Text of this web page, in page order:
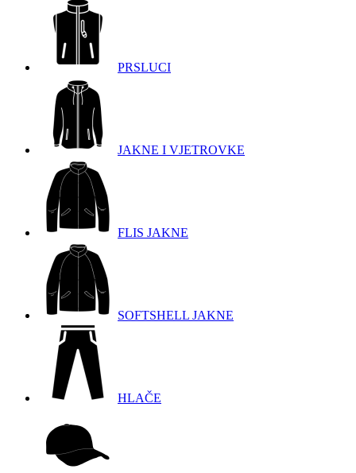
PRSLUCI
JAKNE I VJETROVKE
FLIS JAKNE
SOFTSHELL JAKNE
HLAČE